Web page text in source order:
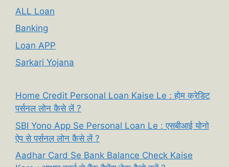
ALL Loan
Banking
Loan APP
Sarkari Yojana
Home Credit Personal Loan Kaise Le : होम क्रेडिट
पर्सनल लोन कैसे लें ?
SBI Yono App Se Personal Loan Le : एसबीआई योनो
ऐप से पर्सनल लोन कैसे लें ?
Aadhar Card Se Bank Balance Check Kaise